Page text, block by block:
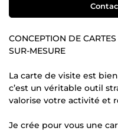
CONCEPTION DE
SUR-MESURE
La carte de visite est
c’est un véritable outil
valorise votre activité et
Je crée pour vous une